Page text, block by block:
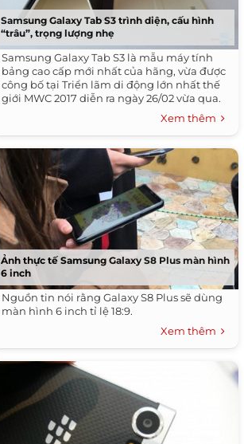
Samsung Galaxy Tab S3 trình diện, cấu hình
“trâu”, trọng lượng nhẹ
Samsung Galaxy Tab S3 là mẫu máy tính
bảng cao cấp mới nhất của hãng, vừa được
công bố tại Triển lãm di động lớn nhất thế
giới MWC 2017 diễn ra ngày 26/02 vừa qua.
Xem thêm
Ảnh thực tế Samsung Galaxy S8 Plus màn hình
6 inch
Nguồn tin nói rằng Galaxy S8 Plus sẽ dùng
màn hình 6 inch tỉ lệ 18:9.
Xem thêm